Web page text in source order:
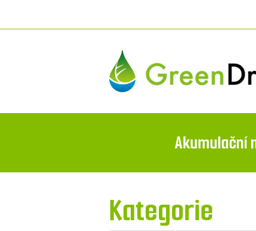
Akumulační
Kategorie